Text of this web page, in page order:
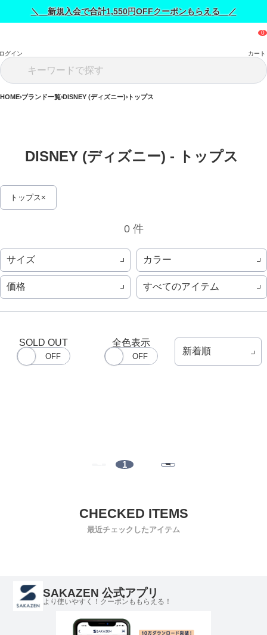
＼ 新規入会で合計1,550円OFFクーポンもらえる ／
グイン カート
HOME ブランド一覧 DISNEY (ディズニー) トップス
DISNEY (ディズニー) - トップス
トップス
0 件
サイズ カラー
価格 すべてのアイテム
SOLD OUT 全色表示
1
最近チェックしたアイテム
SAKAZEN 公式アプリ
より使いやすく！クーポンももらえる！